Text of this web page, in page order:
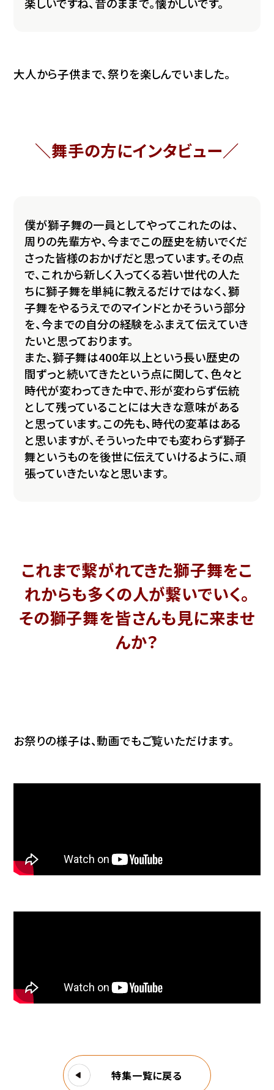
大人から子供まで、祭りを楽しんでいました。
＼舞手の方にインタビュー／
僕が獅子舞の一員としてやってこれたのは、
周りの先輩方や、今までこの歴史を紡いでくだ
さった皆様のおかげだと思っています。その点
で、これから新しく入ってくる若い世代の人た
ちに獅子舞を単純に教えるだけではなく、獅
子舞をやるうえでのマインドとかそういう部分
を、今までの自分の経験をふまえて伝えていき
たいと思っております。
また、獅子舞は400年以上という長い歴史の
間ずっと続いてきたという点に関して、色々と
時代が変わってきた中で、形が変わらず伝統
として残っていることには大きな意味がある
と思っています。この先も、時代の変革はある
と思いますが、そういった中でも変わらず獅子
舞というものを後世に伝えていけるように、頑
張っていきたいなと思います。
これまで繋がれてきた獅子舞をこ
れからも多くの人が繋いでいく。
その獅子舞を皆さんも見に来ませ
んか？
お祭りの様子は、動画でもご覧いただけます。
特集一覧に戻る